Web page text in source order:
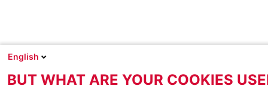
English
BUT WHAT ARE YOUR COOKIES